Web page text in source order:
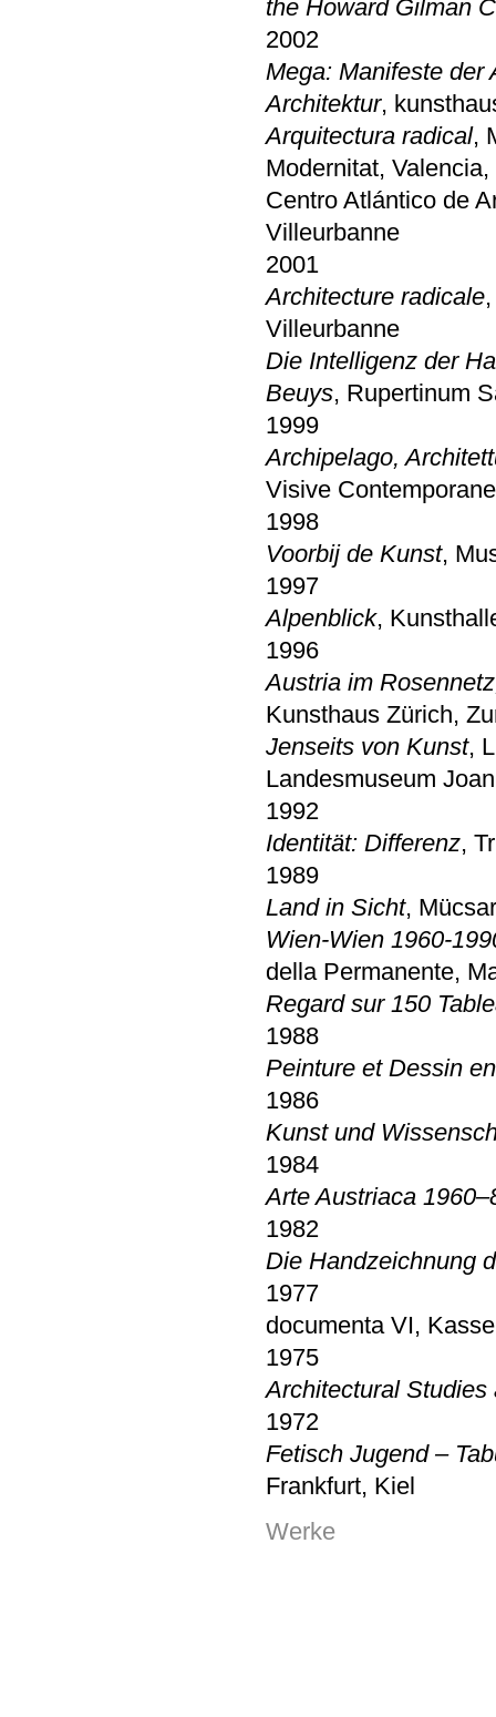
the Howard Gilman
2002
Mega: Manifeste der
Architektur,
Arquitectura radical,
Modernitat,
Centro Atlántico de
Villeurbanne
2001
Architecture radicale
Villeurbanne
Die Intelligenz der
Beuys, Rupertinum
1999
Archipelago,
Visive
1998
Voorbij de Kunst,
1997
Alpenblick,
1996
Austria im
Kunsthaus Zürich,
Jenseits von Kunst,
Landesmuseum
1992
Identität: Differenz,
1989
Land in Sicht,
Wien-Wien 1960-
della Permanente,
Regard sur 150
1988
Peinture et Dessin
1986
Kunst und
1984
Arte Austriaca
1982
Die Handzeichnung
1977
documenta VI,
1975
Architectural Studies
1972
Fetisch Jugend –
Frankfurt, Kiel
Werke